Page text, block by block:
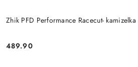
Zhik PFD Performance Racecut-
Cena:
489.90